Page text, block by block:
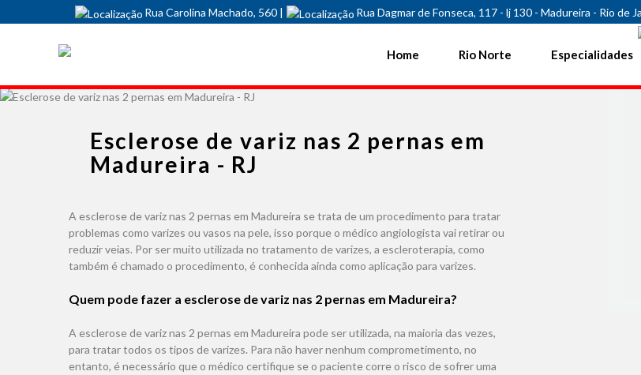
Rua Carolina Machado, 560 |
Rua Dagmar de Fonseca, 117 - lj 130 - Madureira - Rio de
Home Rio Norte Especialidades
Esclerose de variz nas 2 pernas em
Madureira - RJ
A esclerose de variz nas 2 pernas em Madureira se trata de um procedimento para tratar
problemas como varizes ou vasos na pele, isso porque o médico angiologista vai retirar ou
reduzir veias. Por ser muito utilizada no tratamento de varizes, a escleroterapia, como
também é chamado o procedimento, é conhecida ainda como aplicação para varizes.
Quem pode fazer a esclerose de variz nas 2 pernas em Madureira?
A esclerose de variz nas 2 pernas em Madureira pode ser utilizada, na maioria das vezes,
para tratar todos os tipos de varizes. Para não haver nenhum comprometimento, no
entanto, é necessário que o médico certifique se o paciente corre o risco de sofrer uma